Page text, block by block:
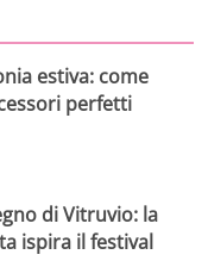
estiva: come
perfetti
di Vitruvio: la
ispira il festival